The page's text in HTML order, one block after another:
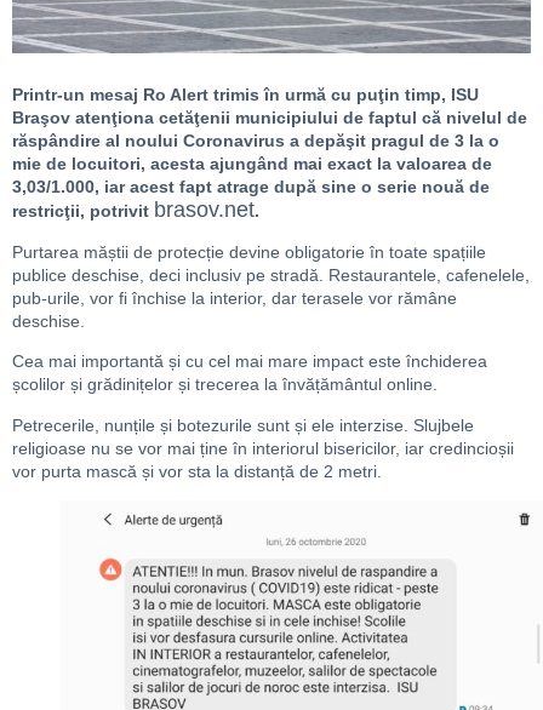
Printr-un mesaj Ro Alert trimis în urmă cu puţin timp, ISU
Braşov atenţiona cetăţenii municipiului de faptul că nivelul de
răspândire al noului Coronavirus a depăşit pragul de 3 la o
mie de locuitori, acesta ajungând mai exact la valoarea de
3,03/1.000, iar acest fapt atrage după sine o serie nouă de
restricţii, potrivit brasov.net.
Purtarea măștii de protecție devine obligatorie în toate spațiile
publice deschise, deci inclusiv pe stradă. Restaurantele, cafenelele,
pub-urile, vor fi închise la interior, dar terasele vor rămâne
deschise.
Cea mai importantă și cu cel mai mare impact este închiderea
școlilor și grădinițelor și trecerea la învățământul online.
Petrecerile, nunțile și botezurile sunt și ele interzise. Slujbele
religioase nu se vor mai ține în interiorul bisericilor, iar credincioșii
vor purta mască și vor sta la distanță de 2 metri.